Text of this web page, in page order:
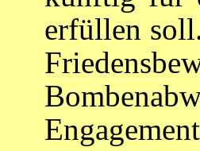
erfüllen